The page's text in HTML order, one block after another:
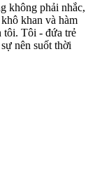
không phải nhắc,
khan và hàm
tôi. Tôi - đứa trẻ
nên suốt thời